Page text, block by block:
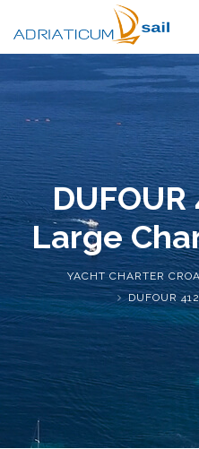
Large
YACHT CHARTER
DUFOUR